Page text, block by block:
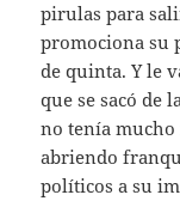
pirulas para
promociona su
de quinta. Y le
que se sacó de
no tenía mucho
abriendo
políticos a su